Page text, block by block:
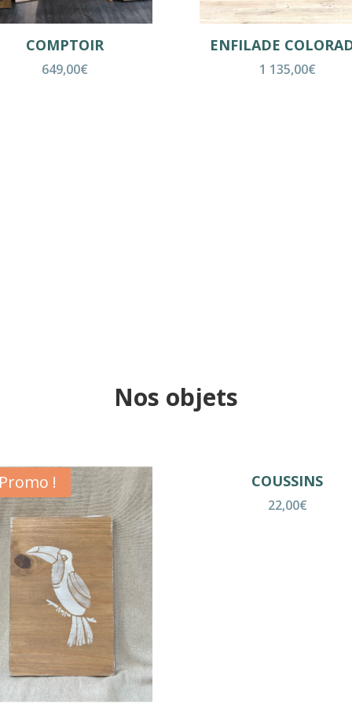
COMPTOIR
649,00€
ENFILADE
1 135,00€
Nos objets
! COUSSINS
22,00€